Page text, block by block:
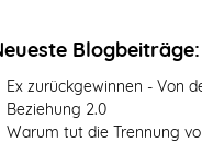
Blogbeiträge:
Ex zurückgewinnen - Von
Beziehung 2.0
Warum tut die Trennung